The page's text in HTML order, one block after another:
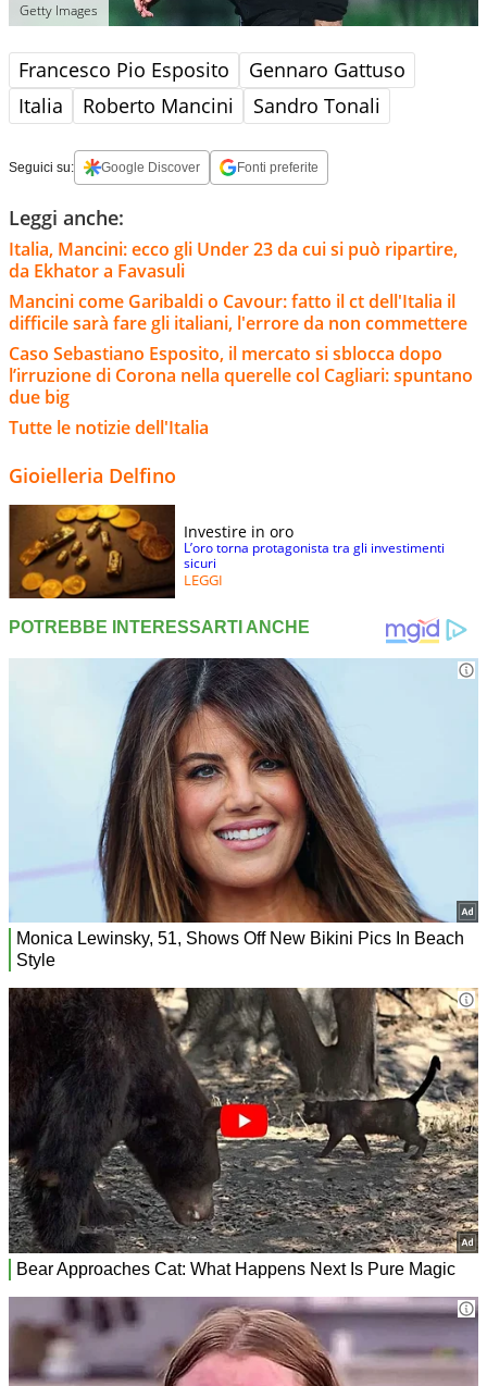
Getty Images
Francesco Pio Esposito
Gennaro Gattuso
Italia
Roberto Mancini Sandro Tonali
Seguici su: Google Discover Fonti preferite
Leggi anche:
Italia, Mancini: ecco gli Under 23 da cui si può ripartire,
da Ekhator a Favasuli
Mancini come Garibaldi o Cavour: fatto il ct dell'Italia il
difficile sarà fare gli italiani, l'errore da non commettere
Caso Sebastiano Esposito, il mercato si sblocca dopo
l’irruzione di Corona nella querelle col Cagliari: spuntano
due big
Tutte le notizie dell'Italia
Gioielleria Delfino
Investire in oro
L’oro torna protagonista tra gli investimenti
sicuri
LEGGI